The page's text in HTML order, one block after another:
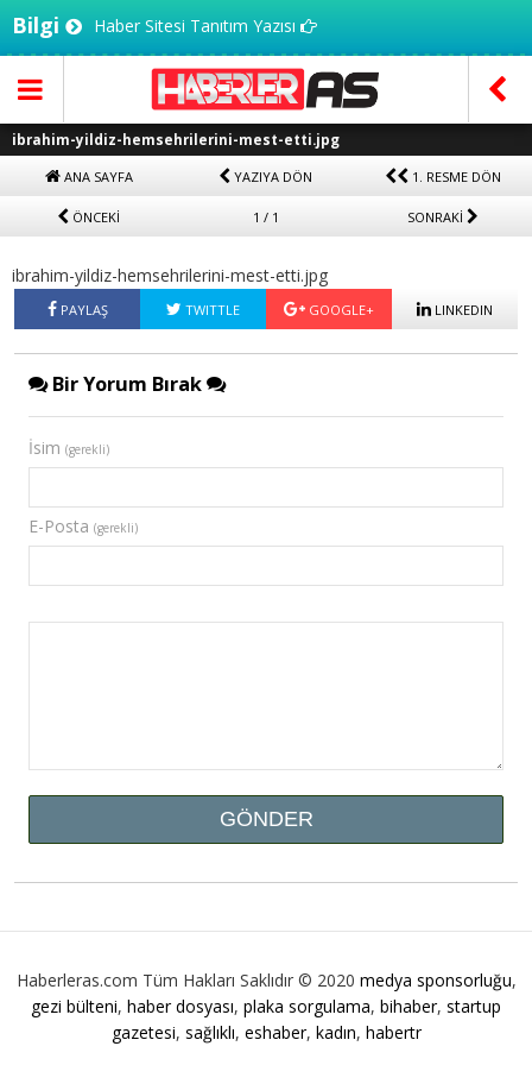
Bilgi Haber Sitesi Tanıtım Yazısı
ibrahim-yildiz-hemsehrilerini-mest-etti.jpg
ANA SAYFA YAZIYA DÖN 1. RESME DÖN
ÖNCEKİ 1 / 1 SONRAKİ
ibrahim-yildiz-hemsehrilerini-mest-etti.jpg
PAYLAŞ TWITTLE GOOGLE+ LINKEDIN
Bir Yorum Bırak
İsim (gerekli)
E-Posta (gerekli)
Haberleras.com Tüm Hakları Saklıdır © 2020 medya sponsorluğu,
gezi bülteni, haber dosyası, plaka sorgulama, bihaber, startup
gazetesi, sağlıklı, eshaber, kadın, habertr